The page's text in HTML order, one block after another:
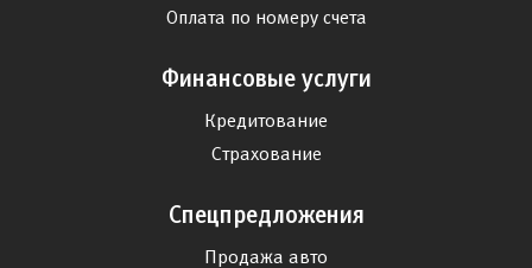
Оплата по номеру счета
Финансовые услуги
Кредитование
Страхование
Спецпредложения
Продажа авто